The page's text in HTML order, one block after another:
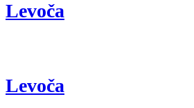
Levoča
Levoča